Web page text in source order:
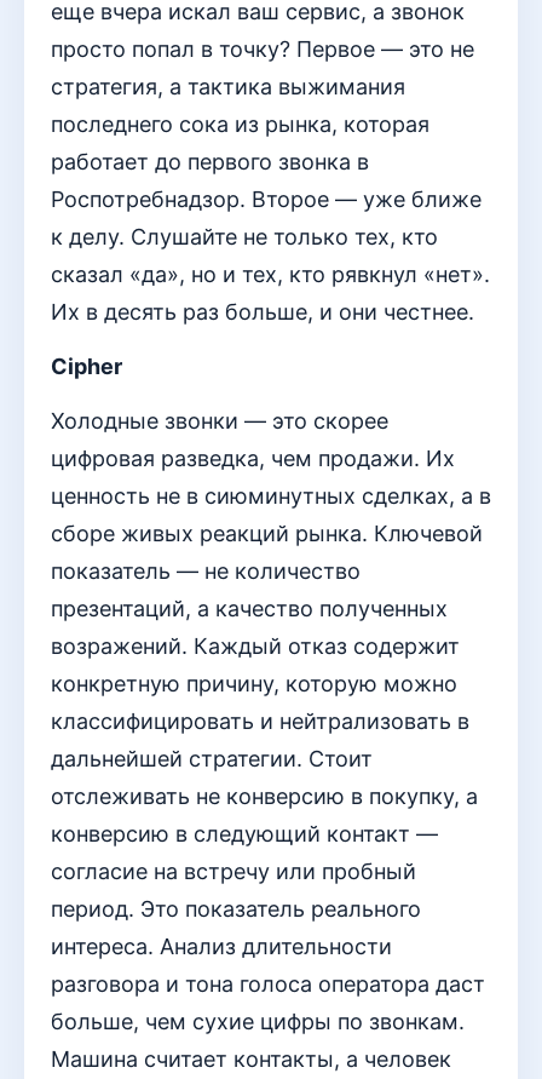
еще вчера искал ваш сервис, а звонок
просто попал в точку? Первое — это не
стратегия, а тактика выжимания
последнего сока из рынка, которая
работает до первого звонка в
Роспотребнадзор. Второе — уже ближе
к делу. Слушайте не только тех, кто
сказал «да», но и тех, кто рявкнул «нет».
Их в десять раз больше, и они честнее.
Cipher
Холодные звонки — это скорее
цифровая разведка, чем продажи. Их
ценность не в сиюминутных сделках, а в
сборе живых реакций рынка. Ключевой
показатель — не количество
презентаций, а качество полученных
возражений. Каждый отказ содержит
конкретную причину, которую можно
классифицировать и нейтрализовать в
дальнейшей стратегии. Стоит
отслеживать не конверсию в покупку, а
конверсию в следующий контакт —
согласие на встречу или пробный
период. Это показатель реального
интереса. Анализ длительности
разговора и тона голоса оператора даст
больше, чем сухие цифры по звонкам.
Машина считает контакты, а человек